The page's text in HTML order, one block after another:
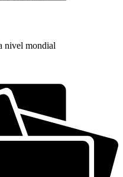
nivel mondial